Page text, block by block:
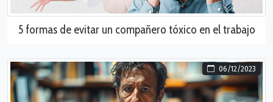
5 formas de evitar un compañero tóxico en el trabajo
06/12/2023